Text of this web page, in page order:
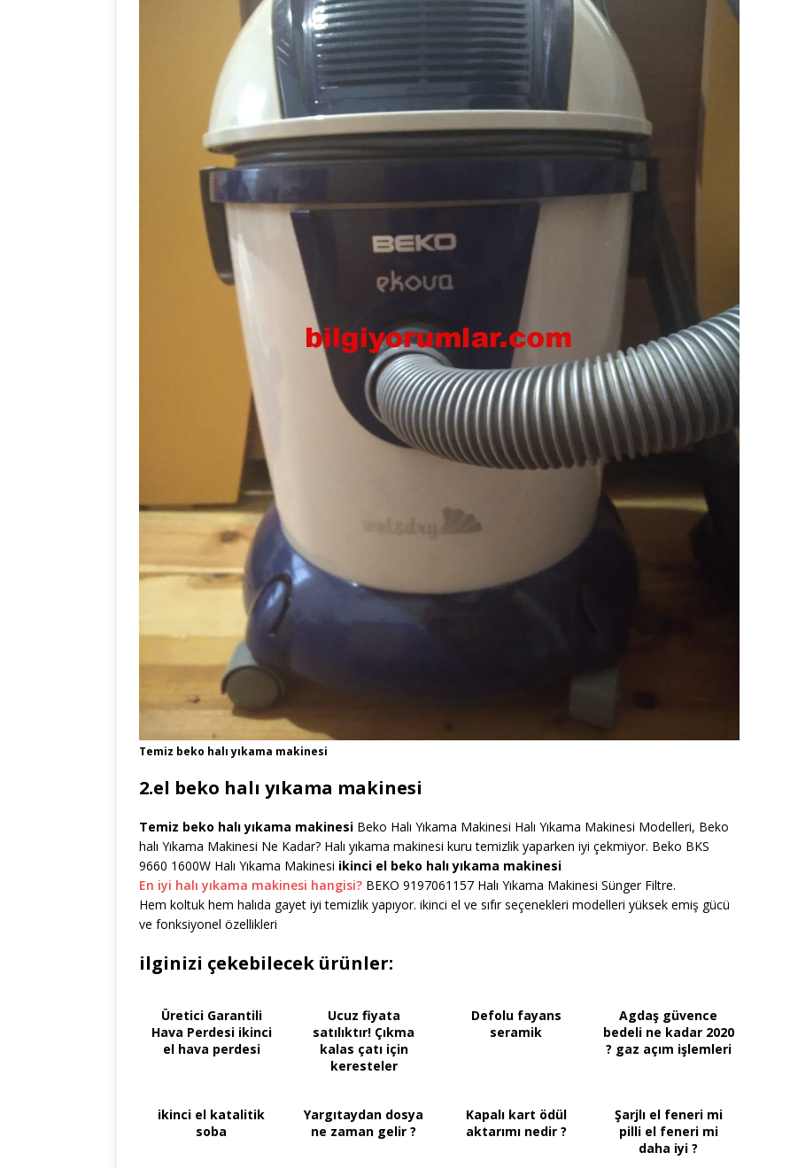
Temiz beko halı yıkama makinesi
2.el beko halı yıkama makinesi
Temiz beko halı yıkama makinesi Beko Halı Yıkama Makinesi Halı Yıkama Makinesi Modelleri, Beko
halı Yıkama Makinesi Ne Kadar? Halı yıkama makinesi kuru temizlik yaparken iyi çekmiyor. Beko BKS
9660 1600W Halı Yıkama Makinesi ikinci el beko halı yıkama makinesi
En iyi halı yıkama makinesi hangisi? BEKO 9197061157 Halı Yıkama Makinesi Sünger Filtre.
Hem koltuk hem halıda gayet iyi temizlik yapıyor. ikinci el ve sıfır seçenekleri modelleri yüksek emiş gücü
ve fonksiyonel özellikleri
ilginizi çekebilecek ürünler:
Üretici Garantili
Hava Perdesi ikinci
el hava perdesi
Ucuz fiyata
satılıktır! Çıkma
kalas çatı için
keresteler
Defolu fayans
seramik
Agdaş güvence
bedeli ne kadar 2020
? gaz açım işlemleri
ikinci el katalitik
soba
Yargıtaydan dosya
ne zaman gelir ?
Kapalı kart ödül
aktarımı nedir ?
Şarjlı el feneri mi
pilli el feneri mi
daha iyi ?